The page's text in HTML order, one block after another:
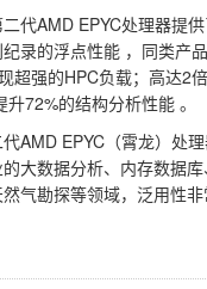
代AMD EPYC处理器提
录的浮点性能 ，同类产
超强的HPC负载；高达2
72%的结构分析性能 。
AMD EPYC（霄龙）处
大数据分析、内存数据
气勘探等领域，泛用性非